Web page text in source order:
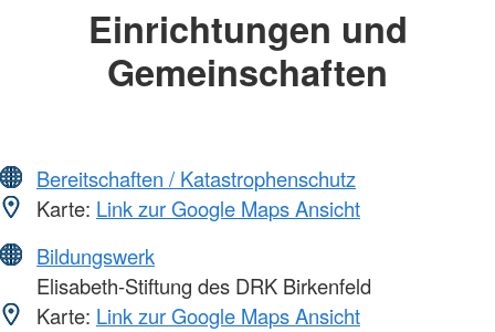
Einrichtungen und
Gemeinschaften
Bereitschaften / Katastrophenschutz
Karte: Link zur Google Maps Ansicht
Bildungswerk
Elisabeth-Stiftung des DRK Birkenfeld
Karte: Link zur Google Maps Ansicht